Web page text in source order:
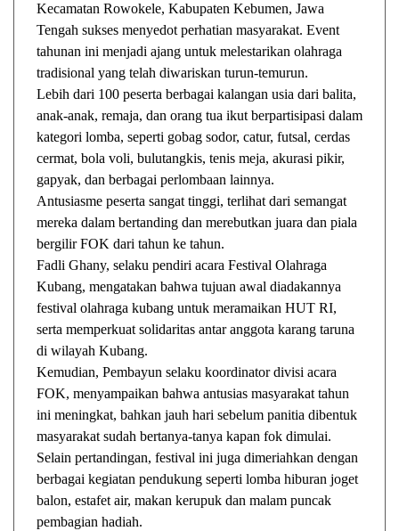
Kecamatan Rowokele, Kabupaten Kebumen, Jawa
Tengah sukses menyedot perhatian masyarakat. Event
tahunan ini menjadi ajang untuk melestarikan olahraga
tradisional yang telah diwariskan turun-temurun.
Lebih dari 100 peserta berbagai kalangan usia dari balita,
anak-anak, remaja, dan orang tua ikut berpartisipasi dalam
kategori lomba, seperti gobag sodor, catur, futsal, cerdas
cermat, bola voli, bulutangkis, tenis meja, akurasi pikir,
gapyak, dan berbagai perlombaan lainnya.
Antusiasme peserta sangat tinggi, terlihat dari semangat
mereka dalam bertanding dan merebutkan juara dan piala
bergilir FOK dari tahun ke tahun.
Fadli Ghany, selaku pendiri acara Festival Olahraga
Kubang, mengatakan bahwa tujuan awal diadakannya
festival olahraga kubang untuk meramaikan HUT RI,
serta memperkuat solidaritas antar anggota karang taruna
di wilayah Kubang.
Kemudian, Pembayun selaku koordinator divisi acara
FOK, menyampaikan bahwa antusias masyarakat tahun
ini meningkat, bahkan jauh hari sebelum panitia dibentuk
masyarakat sudah bertanya-tanya kapan fok dimulai.
Selain pertandingan, festival ini juga dimeriahkan dengan
berbagai kegiatan pendukung seperti lomba hiburan joget
balon, estafet air, makan kerupuk dan malam puncak
pembagian hadiah.